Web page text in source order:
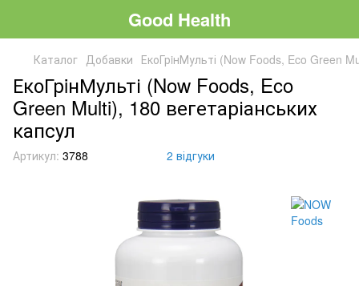
Good Health
Каталог Добавки ЕкоГрiнМульті (Now Foods, Eco Green
ЕкоГрiнМульті (Now Foods, Eco
Green Multi), 180 вегетаріанських
капсул
Артикул: 3788 2 відгуки